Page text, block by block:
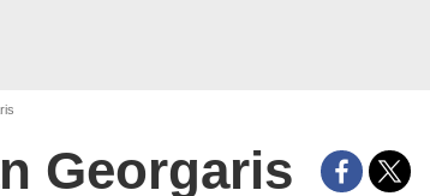
Georgaris